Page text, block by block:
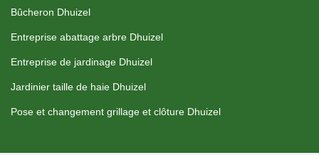
Bûcheron Dhuizel
Entreprise abattage arbre Dhuizel
Entreprise de jardinage Dhuizel
Jardinier taille de haie Dhuizel
Pose et changement grillage et clôture Dhuizel